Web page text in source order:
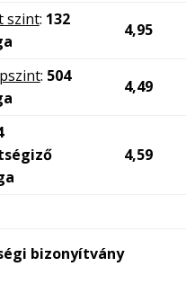
szint: 132
4,95
: 504
4,49
4,59
bizonyítvány